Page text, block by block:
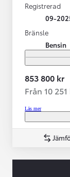
Registrerad
09-
Bränsle
Bensin
853 800 kr
Från 10
Läs mer